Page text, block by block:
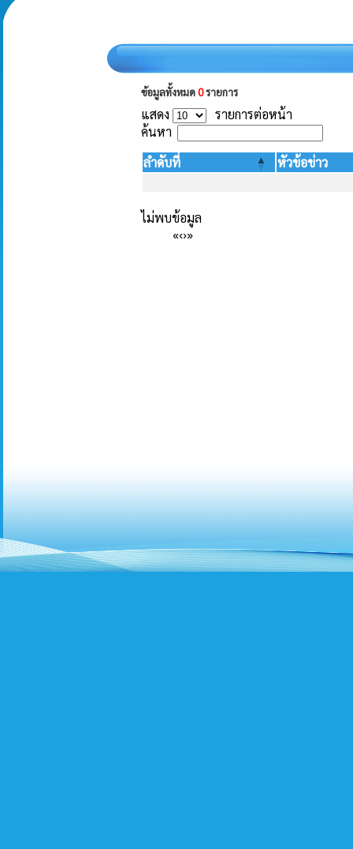
ข้อมูลทั้งหมด0รายการ
แสดง
รายการต่อหน้า
ค้นหา
ลำดับที่
หัวข้อข่าว
ไม่พบข้อมูล
«‹›»